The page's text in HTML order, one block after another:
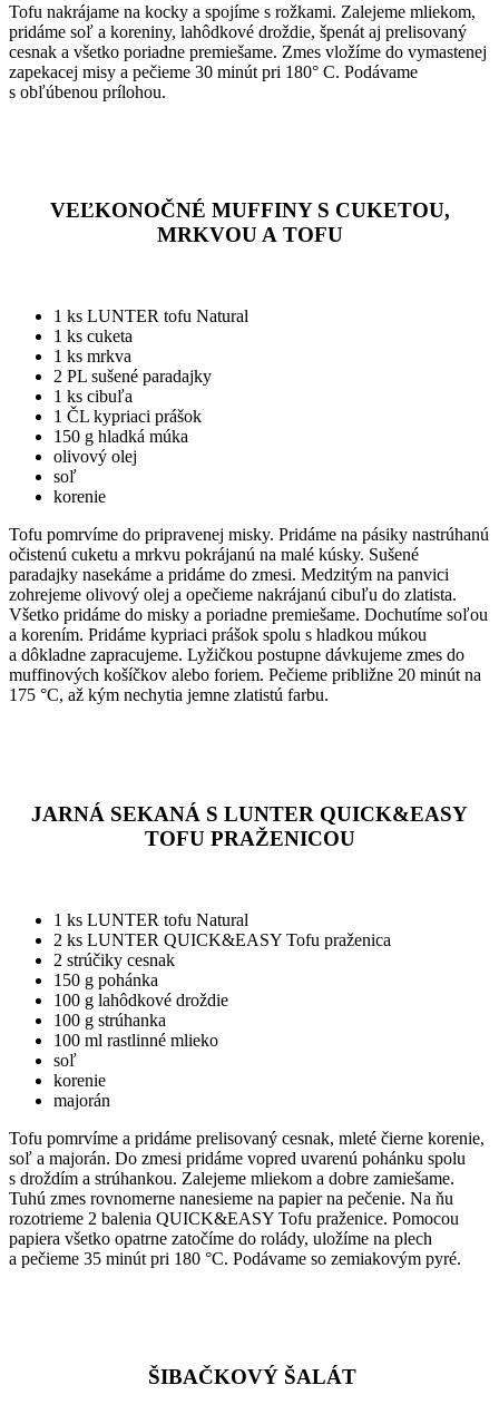
Tofu nakrájame na kocky a spojíme s rožkami. Zalejeme mliekom,
pridáme soľ a koreniny, lahôdkové droždie, špenát aj prelisovaný
cesnak a všetko poriadne premiešame. Zmes vložíme do vymastenej
zapekacej misy a pečieme 30 minút pri 180° C. Podávame
s obľúbenou prílohou.
VEĽKONOČNÉ MUFFINY S CUKETOU,
MRKVOU A TOFU
1 ks LUNTER tofu Natural
1 ks cuketa
1 ks mrkva
2 PL sušené paradajky
1 ks cibuľa
1 ČL kypriaci prášok
150 g hladká múka
olivový olej
soľ
korenie
Tofu pomrvíme do pripravenej misky. Pridáme na pásiky nastrúhanú
očistenú cuketu a mrkvu pokrájanú na malé kúsky. Sušené
paradajky nasekáme a pridáme do zmesi. Medzitým na panvici
zohrejeme olivový olej a opečieme nakrájanú cibuľu do zlatista.
Všetko pridáme do misky a poriadne premiešame. Dochutíme soľou
a korením. Pridáme kypriaci prášok spolu s hladkou múkou
a dôkladne zapracujeme. Lyžičkou postupne dávkujeme zmes do
muffinových košíčkov alebo foriem. Pečieme približne 20 minút na
175 °C, až kým nechytia jemne zlatistú farbu.
JARNÁ SEKANÁ S LUNTER QUICK&EASY
TOFU PRAŽENICOU
1 ks LUNTER tofu Natural
2 ks LUNTER QUICK&EASY Tofu praženica
2 strúčiky cesnak
150 g pohánka
100 g lahôdkové droždie
100 g strúhanka
100 ml rastlinné mlieko
soľ
korenie
majorán
Tofu pomrvíme a pridáme prelisovaný cesnak, mleté čierne korenie,
soľ a majorán. Do zmesi pridáme vopred uvarenú pohánku spolu
s droždím a strúhankou. Zalejeme mliekom a dobre zamiešame.
Tuhú zmes rovnomerne nanesieme na papier na pečenie. Na ňu
rozotrieme 2 balenia QUICK&EASY Tofu praženice. Pomocou
papiera všetko opatrne zatočíme do rolády, uložíme na plech
a pečieme 35 minút pri 180 °C. Podávame so zemiakovým pyré.
ŠIBAČKOVÝ ŠALÁT